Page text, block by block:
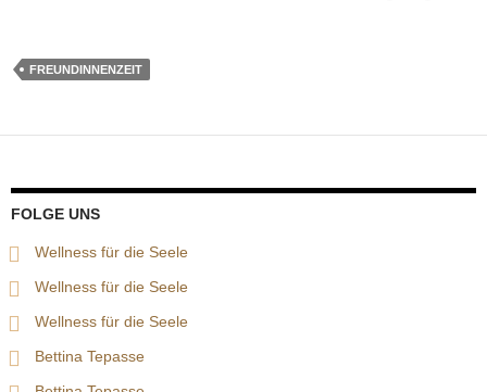
FREUNDINNENZEIT
FOLGE UNS
Wellness für die Seele
Wellness für die Seele
Wellness für die Seele
Bettina Tepasse